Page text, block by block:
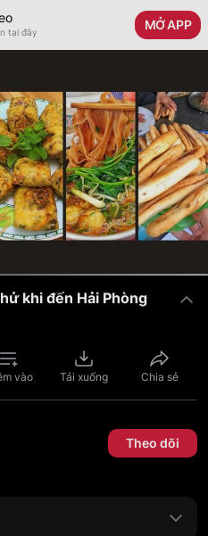
tại đây MỞ APP
khi đến Hải Phòng
vào Tải xuống Chia sẻ
Theo dõi